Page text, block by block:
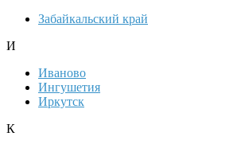
Забайкальский край
И
Иваново
Ингушетия
Иркутск
К